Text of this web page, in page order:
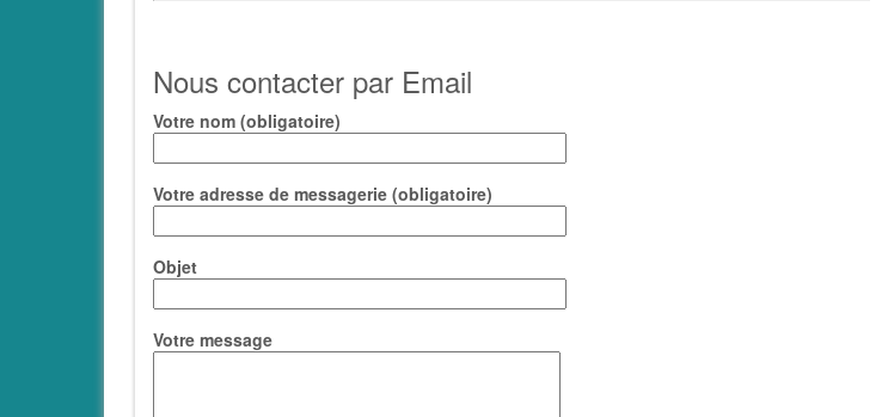
Nous contacter par Email
Votre nom (obligatoire)
Votre adresse de messagerie (obligatoire)
Objet
Votre message